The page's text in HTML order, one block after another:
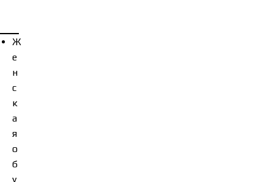
Ж
е
н
с
к
а
я
о
б
у